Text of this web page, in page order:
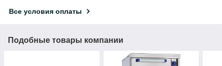
Все условия оплаты
Подобные товары компании